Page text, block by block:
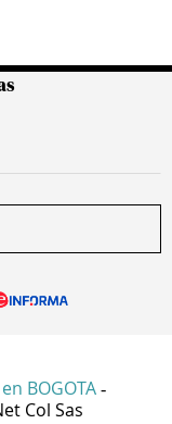
BOGOTA -
Col Sas